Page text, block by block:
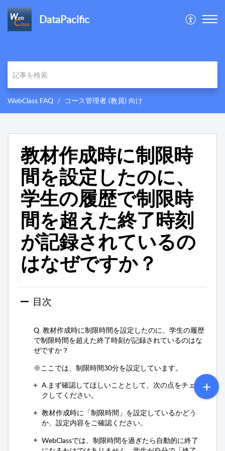
DataPacific
WebClass FAQ コース管理者 (教員) 向け
教材作成時に制限時
間を設定したのに、
学生の履歴で制限時
間を超えた終了時刻
が記録されているの
はなぜですか？
目次
Q. 教材作成時に制限時間を設定したのに、学生の履歴
で制限時間を超えた終了時刻が記録されているのはな
ぜですか？
※ここでは、制限時間30分を設定しています。
A.まず確認してほしいこととして、次の点をチェッ
クしてください。
教材作成時に「制限時間」を設定しているかどう
か、設定内容をご確認ください。
WebClassでは、制限時間を過ぎたら自動的に終了